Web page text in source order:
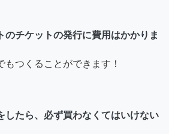
のチケットの発行に費用はかかりま
もつくることができます！
したら、必ず買わなくてはいけない